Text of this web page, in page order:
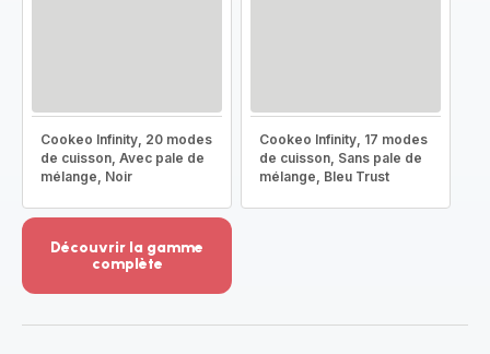
Cookeo Infinity, 20 modes
de cuisson, Avec pale de
mélange, Noir
Cookeo Infinity, 17 modes
de cuisson, Sans pale de
mélange, Bleu Trust
Découvrir la gamme
complète
-